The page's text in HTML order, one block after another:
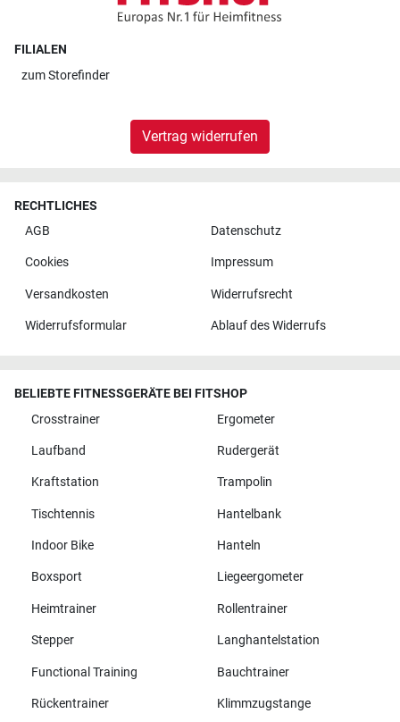
FILIALEN
zumStorefinder
Vertrag widerrufen
RECHTLICHES
AGB
Datenschutz
Cookies Impressum
Versandkosten Widerrufsrecht
Widerrufsformular Ablauf des Widerrufs
BELIEBTE FITNESSGERÄTE BEI FITSHOP
Crosstrainer
Ergometer
Laufband Rudergerät
Kraftstation Trampolin
Tischtennis Hantelbank
Indoor Bike Hanteln
Boxsport Liegeergometer
Heimtrainer Rollentrainer
Stepper Langhantelstation
Functional Training Bauchtrainer
Rückentrainer Klimmzugstange